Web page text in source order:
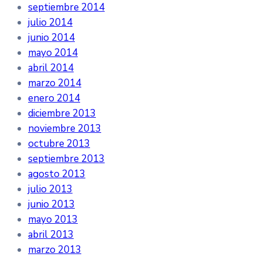
septiembre 2014
julio 2014
junio 2014
mayo 2014
abril 2014
marzo 2014
enero 2014
diciembre 2013
noviembre 2013
octubre 2013
septiembre 2013
agosto 2013
julio 2013
junio 2013
mayo 2013
abril 2013
marzo 2013